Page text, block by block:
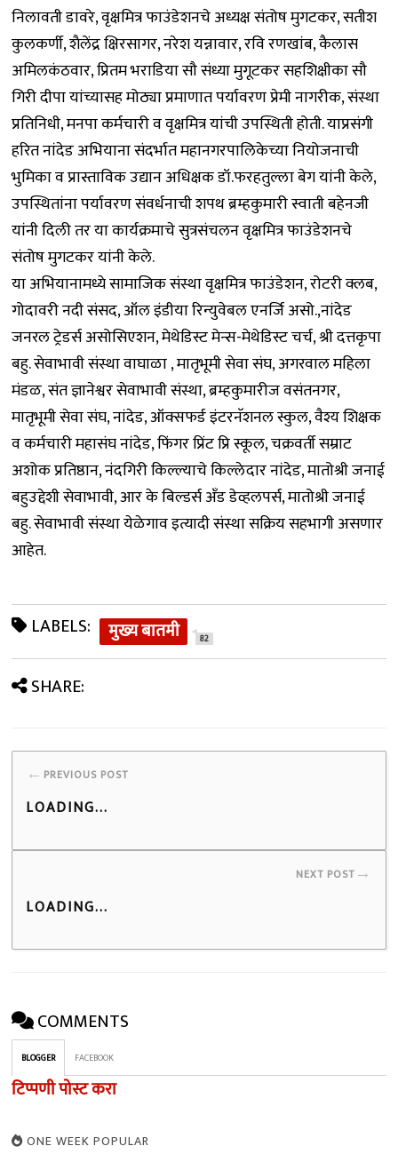
निलावती डावरे, वृक्षमित्र फाउंडेशनचे अध्यक्ष संतोष मुगटकर, सतीश
कुलकर्णी, शैलेंद्र क्षिरसागर, नरेश यन्नावार, रवि रणखांब, कैलास
अमिलकंठवार, प्रितम भराडिया सौ संध्या मुगूटकर सहशिक्षीका सौ
गिरी दीपा यांच्यासह मोठ्या प्रमाणात पर्यावरण प्रेमी नागरीक, संस्था
प्रतिनिधी, मनपा कर्मचारी व वृक्षमित्र यांची उपस्थ‍िती होती. याप्रसंगी
हरित नांदेड अभियाना संदर्भात महानगरपालिकेच्या नियोजनाची
भुमिका व प्रास्ताविक उद्यान अधिक्षक डॉ.फरहतुल्ला बेग यांनी केले,
उपस्थितांना पर्यावरण संवर्धनाची शपथ ब्रम्हकुमारी स्वाती बहेनजी
यांनी दिली तर या कार्यक्रमाचे सुत्रसंचलन वृक्षमित्र फाउंडेशनचे
संतोष मुगटकर यांनी केले.
या अभियानामध्ये सामाजिक संस्था वृक्षमित्र फाउंडेशन, रोटरी क्लब,
गोदावरी नदी संसद, ऑल इंडीया रिन्युवेबल एनर्जि असो.,नांदेड
जनरल ट्रेडर्स असोसिएशन, मेथेडिस्ट मेन्स-मेथेडिस्ट चर्च, श्री दत्तकृपा
बहु. सेवाभावी संस्था वाघाळा , मातृभूमी सेवा संघ, अगरवाल महिला
मंडळ, संत ज्ञानेश्वर सेवाभावी संस्था, ब्रम्हकुमारीज वसंतनगर,
मातृभूमी सेवा संघ, नांदेड, ऑक्सफर्ड इंटरनॅशनल स्कुल, वैश्य शिक्षक
व कर्मचारी महासंघ नांदेड, फिंगर प्रिंट प्रि स्कूल, चक्रवर्ती सम्राट
अशोक प्रतिष्ठान, नंदगिरी किल्ल्याचे किल्लेदार नांदेड, मातोश्री जनाई
बहुउद्देशी सेवाभावी, आर के बिल्डर्स अँड डेव्हलपर्स, मातोश्री जनाई
बहु. सेवाभावी संस्था येळेगाव इत्यादी संस्था सक्रिय सहभागी असणार
आहेत.
LABELS: मुख्य बातमी 82
SHARE:
← PREVIOUS POST
LOADING...
NEXT POST→
LOADING...
COMMENTS
BLOGGER FACEBOOK
टिप्पणी पोस्ट करा
ONE WEEK POPULAR